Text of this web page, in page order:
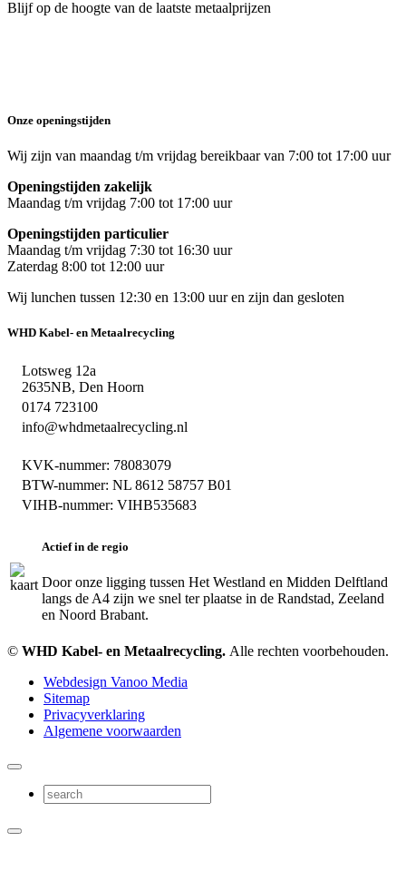
Blijf op de hoogte van de laatste metaalprijzen
Onze openingstijden
Wij zijn van maandag t/m vrijdag bereikbaar van 7:00 tot 17:00 uur
Openingstijden zakelijk
Maandag t/m vrijdag 7:00 tot 17:00 uur
Openingstijden particulier
Maandag t/m vrijdag 7:30 tot 16:30 uur
Zaterdag 8:00 tot 12:00 uur
Wij lunchen tussen 12:30 en 13:00 uur en zijn dan gesloten
WHD Kabel- en Metaalrecycling
Lotsweg 12a
2635NB, Den Hoorn
0174 723100
info@whdmetaalrecycling.nl
KVK-nummer: 78083079
BTW-nummer: NL 8612 58757 B01
VIHB-nummer: VIHB535683
Actief in de regio
Door onze ligging tussen Het Westland en Midden Delftland
langs de A4 zijn we snel ter plaatse in de Randstad, Zeeland
en Noord Brabant.
© WHD Kabel- en Metaalrecycling. Alle rechten voorbehouden.
Webdesign Vanoo Media
Sitemap
Privacyverklaring
Algemene voorwaarden